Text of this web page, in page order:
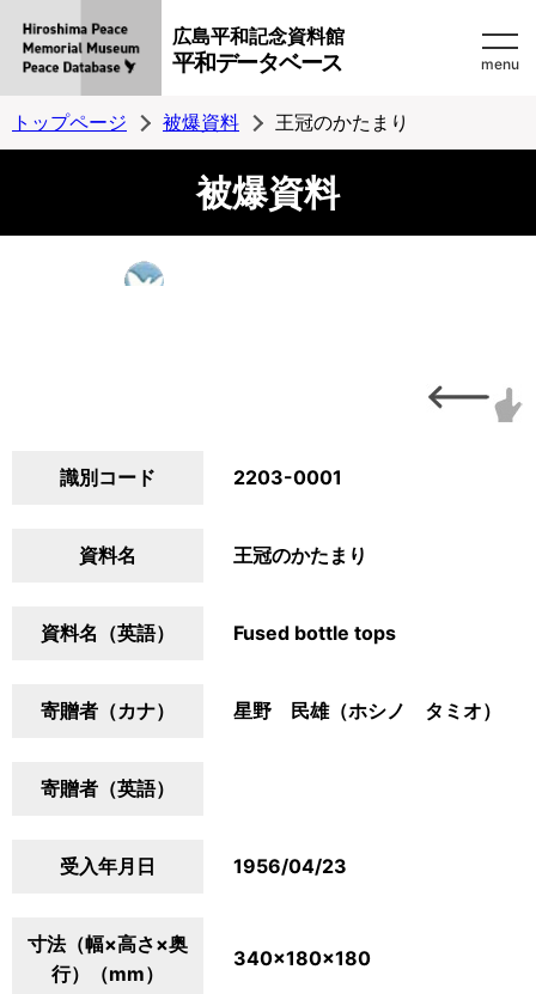
広島平和記念資料館
平和データベース menu
トップページ 被爆資料 王冠のかたまり
被爆資料
識別コード 2203-0001
資料名 王冠のかたまり
資料名（英語） Fused bottle tops
寄贈者（カナ） 星野 民雄（ホシノ タミオ）
寄贈者（英語）
受入年月日 1956/04/23
寸法（幅×高さ×奥
行）（mm）
340×180×180